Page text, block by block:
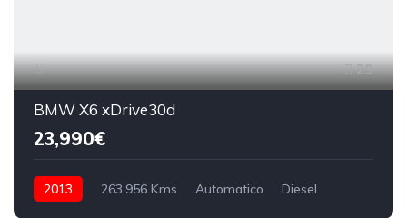
29
BMW X6 xDrive30d
23,990€
2013 263,956 Kms Automatico Diesel